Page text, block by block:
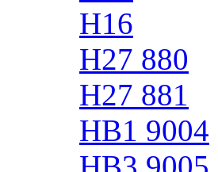
H16
H27 880
H27 881
HB1 9004